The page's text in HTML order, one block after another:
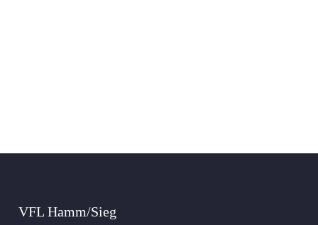
VFL Hamm/Sieg